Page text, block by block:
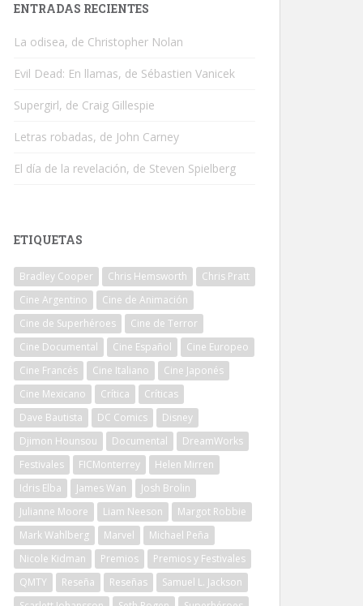
ENTRADAS RECIENTES
La odisea, de Christopher Nolan
Evil Dead: En llamas, de Sébastien Vanicek
Supergirl, de Craig Gillespie
Letras robadas, de John Carney
El día de la revelación, de Steven Spielberg
ETIQUETAS
Bradley Cooper Chris Hemsworth
Chris Pratt
Cine Argentino
Cine de Animación
Cine de Superhéroes
Cine de Terror
Cine Documental
Cine Español
Cine Europeo
Cine Francés
Cine Italiano
Cine Japonés
Cine Mexicano
Crítica
Críticas
Dave Bautista
DC Comics
Disney
Djimon Hounsou
Documental
DreamWorks
Festivales
FICMonterrey
Helen Mirren
Idris Elba
James Wan
Josh Brolin
Julianne Moore
Liam Neeson
Margot Robbie
Mark Wahlberg
Marvel
Michael Peña
Nicole Kidman
Premios
Premios y Festivales
QMTY
Reseña Reseñas
Samuel L. Jackson